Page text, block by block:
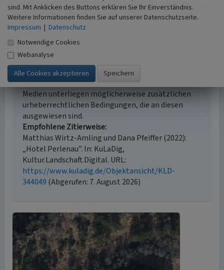
Empfohlene Zitierweise
Urheberrechtlicher Hinweis
Der hier präsentierte Inhalt steht unter der freien
Lizenz CC BY 4.0 (Namensnennung). Die angezeigten
Medien unterliegen möglicherweise zusätzlichen
urheberrechtlichen Bedingungen, die an diesen
ausgewiesen sind.
Empfohlene Zitierweise
Matthias Wirtz-Amling und Dana Pfeiffer (2022):
„Hotel Perlenau”. In: KuLaDig,
Kultur.Landschaft.Digital. URL:
https://www.kuladig.de/Objektansicht/KLD-
344049 (Abgerufen: 7. August 2026)
sind. Mit Anklicken des Buttons erklären Sie Ihr Einverständnis.
Weitere Informationen finden Sie auf unserer Datenschutzseite.
Impressum | Datenschutz
Notwendige Cookies
Webanalyse